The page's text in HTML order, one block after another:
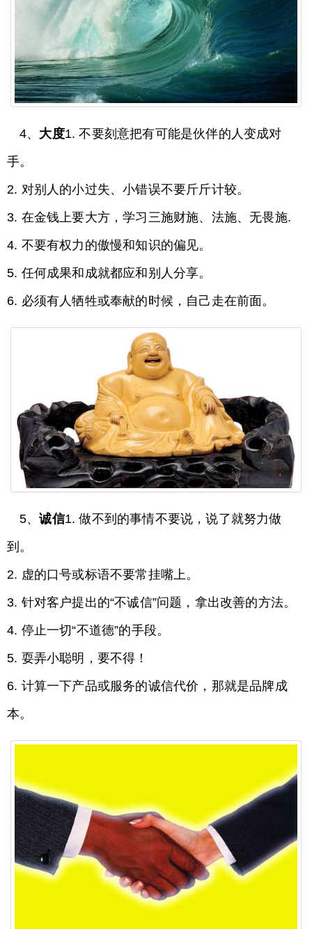
4、 大度1. 不要刻意把有可能是伙伴的人变成对
手。
2. 对别人的小过失、小错误不要斤斤计较。
3. 在金钱上要大方，学习三施财施、法施、无畏施.
4. 不要有权力的傲慢和知识的偏见。
5. 任何成果和成就都应和别人分享。
6. 必须有人牺牲或奉献的时候，自己走在前面。
5、诚信1. 做不到的事情不要说，说了就努力做
到。
2. 虚的口号或标语不要常挂嘴上。
3. 针对客户提出的“不诚信”问题，拿出改善的方法。
4. 停止一切“不道德”的手段。
5. 耍弄小聪明，要不得！
6. 计算一下产品或服务的诚信代价，那就是品牌成
本。